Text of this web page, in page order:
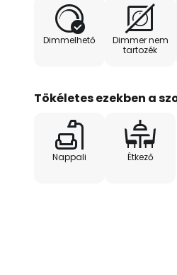
Dimmelhető
Dimmer nem
tartozék
Tökéletes ezekben a
Nappali Étkező